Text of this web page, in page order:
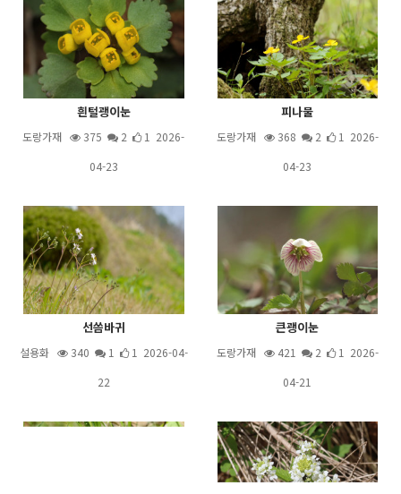
흰털괭이눈
도랑가재 375 2
1 2026-
04-23
피나물
도랑가재 368 2
1 2026-
04-23
선씀바귀
설용화 340 1
1 2026-04-
22
큰괭이눈
도랑가재 421 2
1 2026-
04-21